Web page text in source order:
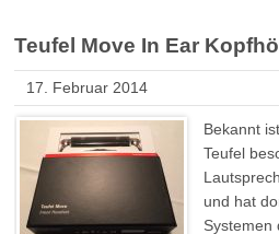
Teufel Move In Ear
17. Februar 2014
Bekannt
Teufel
und hat
Systemen